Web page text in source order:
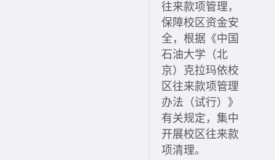
往来款项管理，
保障校区资金安
全，根据《中国
石油大学（北
京）克拉玛依校
区往来款项管理
办法（试行）》
有关规定，集中
开展校区往来款
项清理。